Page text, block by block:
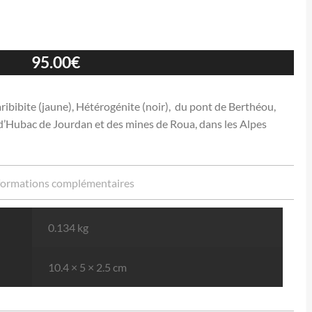
95.00€
(jaune), Hétérogénite (noir), du pont de Berthéou,
de Jourdan et des mines de Roua, dans les Alpes
complémentaires
0.134 kg
10.4 × 5 × 2.5 cm